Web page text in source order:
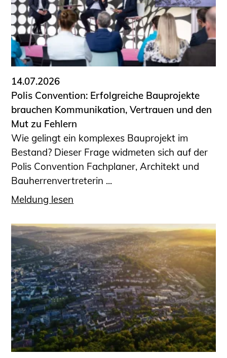
14.07.2026
Polis Convention: Erfolgreiche Bauprojekte
brauchen Kommunikation, Vertrauen und den
Mut zu Fehlern
Wie gelingt ein komplexes Bauprojekt im
Bestand? Dieser Frage widmeten sich auf der
Polis Convention Fachplaner, Architekt und
Bauherrenvertreterin ...
Meldung lesen